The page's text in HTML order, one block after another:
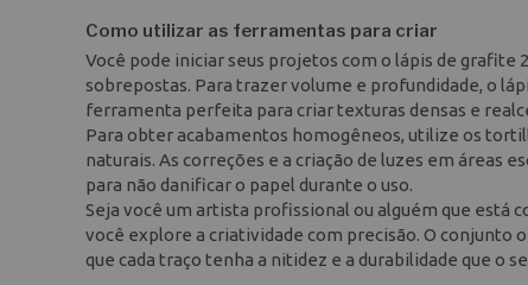
Como utilizar as ferramentas para criar
Você pode iniciar seus projetos com o lápis de grafite
sobrepostas. Para trazer volume e profundidade, o
ferramenta perfeita para criar texturas densas e
Para obter acabamentos homogêneos, utilize os
naturais. As correções e a criação de luzes em áreas
para não danificar o papel durante o uso.
Seja você um artista profissional ou alguém que está
você explore a criatividade com precisão. O conjunto
que cada traço tenha a nitidez e a durabilidade que o